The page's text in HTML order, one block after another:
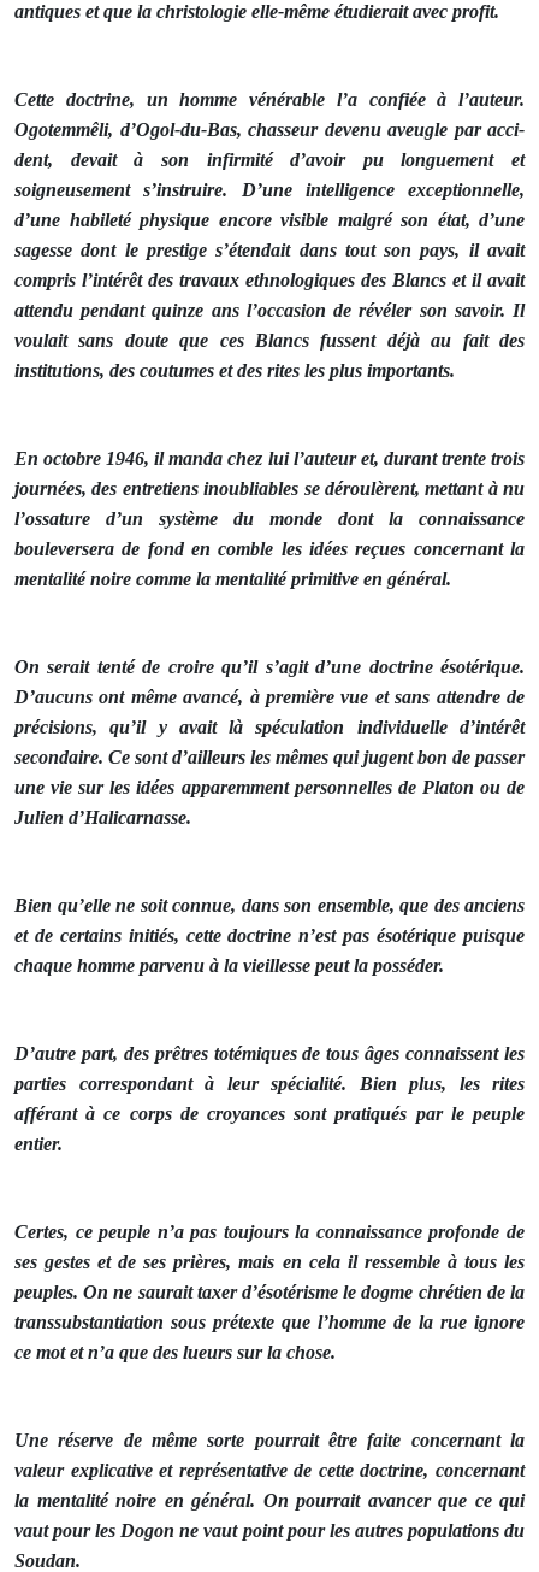
anti­ques et que la christologie elle-même étudierait avec profit.
Cette doctrine, un homme vénérable l’a confiée à l’auteur.
Ogotemmêli, d’Ogol-du-Bas, chasseur devenu aveugle par acci­
dent, devait à son infirmité d’avoir pu longuement et
soigneusement s’instruire. D’une intelligence exceptionnelle,
d’une habileté physique encore visible malgré son état, d’une
sagesse dont le prestige s’étendait dans tout son pays, il avait
compris l’intérêt des travaux ethnologiques des Blancs et il avait
attendu pen­dant quinze ans l’occasion de révéler son savoir. Il
voulait sans doute que ces Blancs fussent déjà au fait des
institutions, des coutumes et des rites les plus importants.
En octobre 1946, il manda chez lui l’auteur et, durant trente trois
journées, des entretiens inoubliables se déroulèrent, mettant à nu
l’ossature d’un système du monde dont la connaissance
bouleversera de fond en comble les idées reçues concernant la
mentalité noire comme la mentalité primitive en général.
On serait tenté de croire qu’il s’agit d’une doctrine ésotérique.
D’aucuns ont même avancé, à première vue et sans attendre de
précisions, qu’il y avait là spéculation individuelle d’intérêt
secondaire. Ce sont d’ailleurs les mêmes qui jugent bon de passer
une vie sur les idées apparemment personnelles de Platon ou de
Julien d’Halicarnasse.
Bien qu’elle ne soit connue, dans son ensemble, que des anciens
et de certains initiés, cette doctrine n’est pas ésotérique puisque
chaque homme parvenu à la vieillesse peut la posséder.
D’autre part, des prêtres totémiques de tous âges connaissent les
parties correspondant à leur spécialité. Bien plus, les rites
afférant à ce corps de croyances sont pratiqués par le peuple
entier.
Certes, ce peuple n’a pas toujours la connaissance profonde de
ses gestes et de ses prières, mais en cela il ressemble à tous les
peuples. On ne saurait taxer d’ésotérisme le dogme chrétien de la
transsubstantiation sous prétexte que l’homme de la rue ignore
ce mot et n’a que des lueurs sur la chose.
Une réserve de même sorte pourrait être faite concernant la
valeur explicative et représentative de cette doctrine, concernant
la mentalité noire en général. On pourrait avancer que ce qui
vaut pour les Dogon ne vaut point pour les autres populations du
Soudan.